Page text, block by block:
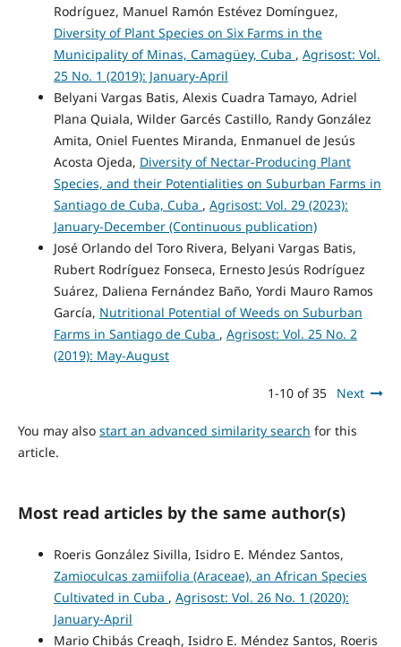
Rodríguez, Manuel Ramón Estévez Domínguez,
Diversity of Plant Species on Six Farms in the
Municipality of Minas, Camagüey, Cuba , Agrisost: Vol.
25 No. 1 (2019): January-April
Belyani Vargas Batis, Alexis Cuadra Tamayo, Adriel
Plana Quiala, Wilder Garcés Castillo, Randy González
Amita, Oniel Fuentes Miranda, Enmanuel de Jesús
Acosta Ojeda, Diversity of Nectar-Producing Plant
Species, and their Potentialities on Suburban Farms in
Santiago de Cuba, Cuba , Agrisost: Vol. 29 (2023):
January-December (Continuous publication)
José Orlando del Toro Rivera, Belyani Vargas Batis,
Rubert Rodríguez Fonseca, Ernesto Jesús Rodríguez
Suárez, Daliena Fernández Baño, Yordi Mauro Ramos
García, Nutritional Potential of Weeds on Suburban
Farms in Santiago de Cuba , Agrisost: Vol. 25 No. 2
(2019): May-August
1-10 of 35 Next
You may also start an advanced similarity search for this
article.
Most read articles by the same author(s)
Roeris González Sivilla, Isidro E. Méndez Santos,
Zamioculcas zamiifolia (Araceae), an African Species
Cultivated in Cuba , Agrisost: Vol. 26 No. 1 (2020):
January-April
Mario Chibás Creagh, Isidro E. Méndez Santos, Roeris